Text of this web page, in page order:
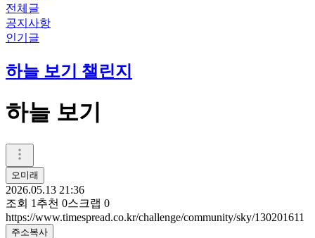
전체글
공지사항
인기글
하늘 보기 챌린지
하늘 보기
오미래
2026.05.13 21:36
조회 1 추천 0스크랩 0
https://www.timespread.co.kr/challenge/community/sky/130201611
주소복사